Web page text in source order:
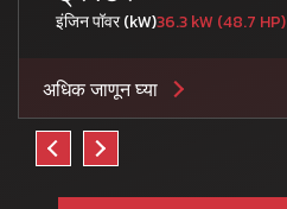
इंजिन पॉवर (kW)36.3 kW (48.7 HP)
अधिक जाणून घ्या